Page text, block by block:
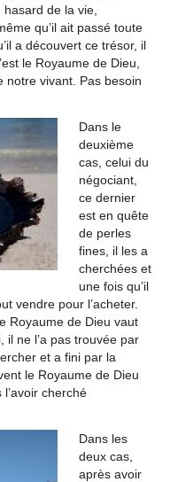
de la vie,
qu’il ait passé toute
a découvert ce trésor, il
le Royaume de Dieu,
notre vivant. Pas besoin
Dans le
deuxième
cas, celui du
négociant,
ce dernier
est en quête
de perles
fines, il les a
cherchées et
une fois qu’il
vendre pour l’acheter.
Royaume de Dieu vaut
il ne l’a pas trouvée par
et a fini par la
le Royaume de Dieu
l’avoir cherché
Dans les
deux cas,
après avoir